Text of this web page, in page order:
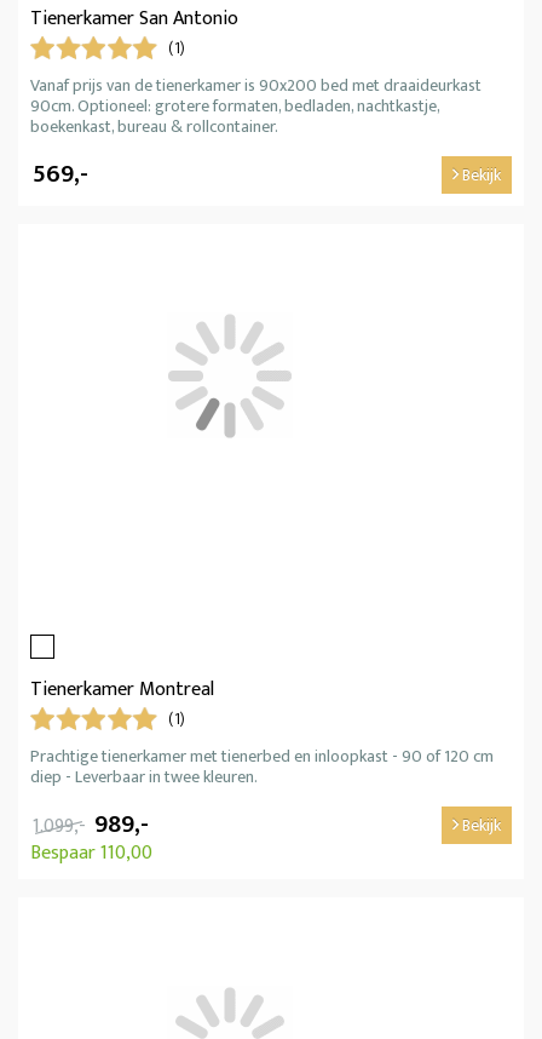
Tienerkamer San Antonio
(1)
Vanaf prijs van de tienerkamer is 90x200 bed met draaideurkast
90cm. Optioneel: grotere formaten, bedladen, nachtkastje,
boekenkast, bureau & rollcontainer.
569,- Bekijk
Tienerkamer Montreal
(1)
Prachtige tienerkamer met tienerbed en inloopkast - 90 of 120 cm
diep - Leverbaar in twee kleuren.
1.099,- 989,-
Bespaar 110,00
Bekijk